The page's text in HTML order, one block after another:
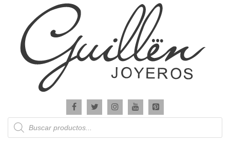
Búsqueda
de
productos